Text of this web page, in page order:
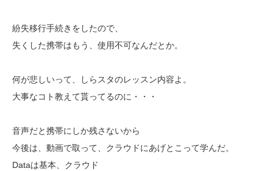
紛失移行手続きをしたので、
失くした携帯はもう、使用不可なんだとか。
何が悲しいって、しらスタのレッスン内容よ。
大事なコト教えて貰ってるのに・・・
音声だと携帯にしか残さないから
今後は、動画で取って、クラウドにあげとこって学んだ。
Dataは基本、クラウド